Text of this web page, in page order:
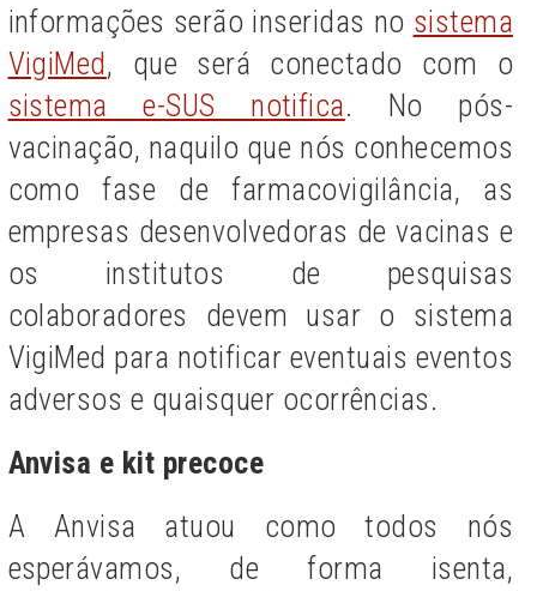
informações serão inseridas no sistema
VigiMed, que será conectado com o
sistema e-SUS notifica. No pós-
vacinação, naquilo que nós conhecemos
como fase de farmacovigilância, as
empresas desenvolvedoras de vacinas e
os institutos de pesquisas
colaboradores devem usar o sistema
VigiMed para notificar eventuais eventos
adversos e quaisquer ocorrências.
Anvisa e kit precoce
A Anvisa atuou como todos nós
esperávamos, de forma isenta,